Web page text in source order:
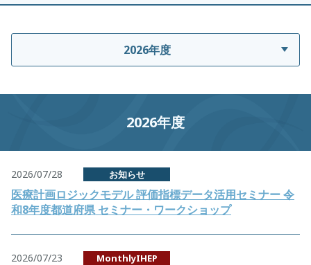
2026年度
2026年度
2026/07/28 お知らせ
医療計画ロジックモデル 評価指標データ活用セミナー 令
和8年度都道府県 セミナー・ワークショップ
2026/07/23 MonthlyIHEP